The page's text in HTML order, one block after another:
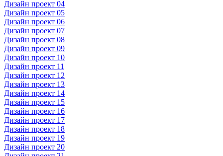
Дизайн проект 04
Дизайн проект 05
Дизайн проект 06
Дизайн проект 07
Дизайн проект 08
Дизайн проект 09
Дизайн проект 10
Дизайн проект 11
Дизайн проект 12
Дизайн проект 13
Дизайн проект 14
Дизайн проект 15
Дизайн проект 16
Дизайн проект 17
Дизайн проект 18
Дизайн проект 19
Дизайн проект 20